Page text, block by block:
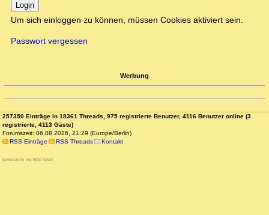
Login
Um sich einloggen zu können, müssen Cookies aktiviert sein.
Passwort vergessen
Werbung
257350 Einträge in 18361 Threads, 975 registrierte Benutzer, 4116 Benutzer online (3
registrierte, 4113 Gäste)
Forumszeit: 06.08.2026, 21:29 (Europe/Berlin)
RSS Einträge
RSS Threads Kontakt
powered by my little forum